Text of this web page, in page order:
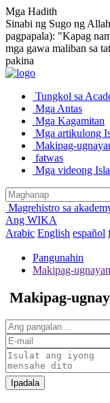
Mga Hadith
Sinabi ng Sugo ng
pagpapala): "Kapag
mga gawa maliban sa
pakina
Tungkol sa
Mga Antas
Mga Kagamitan
Mga artikulong
Makipag-
fatwas
Mga videong
Magrehistro sa
Ang WIKA
Arabic English español
Pangunahin
Makipag-
Makipag-
Ipadala